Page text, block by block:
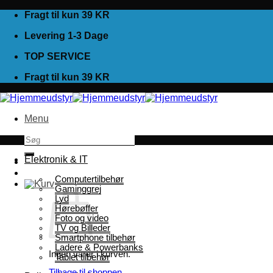
Fortsæt
indhold
Fragt til kun 39 KR
Levering 1-3 Dage
TOP SERVICE
Fragt til kun 39 KR
Menu
Søg
Ingen varer i kurven.
Elektronik & IT
Computertilbehør
Gaminggrej
Lyd
Hørebøffer
Foto og video
TV og Billeder
Smartphone tilbehør
Ladere & Powerbanks
Tablet tilbehør